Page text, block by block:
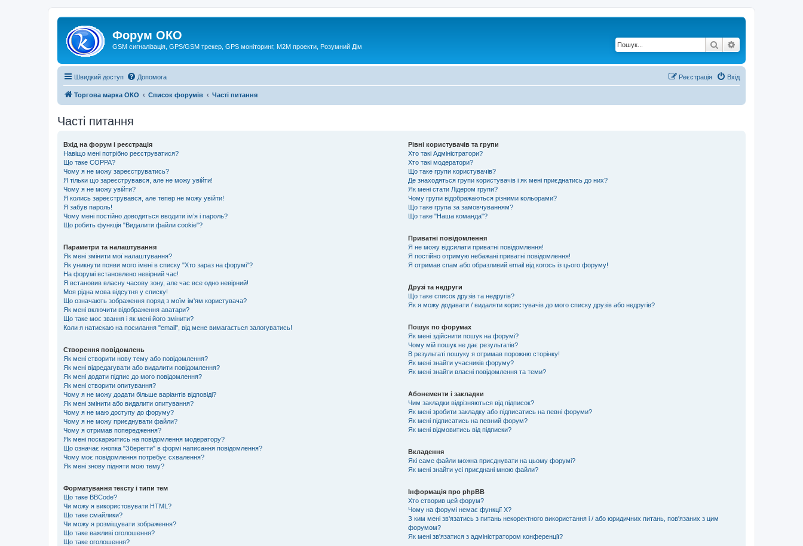
Форум ОКО
GSM сигналізація, GPS/GSM трекер, GPS моніторинг, М2М проекти, Розумний Дім Пошук
Швидкий доступ Допомога Вхід
Реєстрація
Торгова марка ОКО Список форумів Часті питання
Часті питання
Вхід на форум і реєстрація
Навіщо мені потрібно реєструватися?
Що таке COPPA?
Чому я не можу зареєструватись?
Я тільки що зареєструвався, але не можу увійти!
Чому я не можу увійти?
Я колись зареєструвався, але тепер не можу увійти!
Я забув пароль!
Чому мені постійно доводиться вводити ім’я і пароль?
Що робить функція "Видалити файли cookie"?
Параметри та налаштування
Як мені змінити мої налаштування?
Як уникнути появи мого імені в списку "Хто зараз на форумі"?
На форумі встановлено невірний час!
Я встановив власну часову зону, але час все одно невірний!
Моя рідна мова відсутня у списку!
Що означають зображення поряд з моїм ім'ям користувача?
Як мені включити відображення аватари?
Що таке моє звання і як мені його змінити?
Коли я натискаю на посилання "email", від мене вимагається залогуватись!
Створення повідомлень
Як мені створити нову тему або повідомлення?
Як мені відредагувати або видалити повідомлення?
Як мені додати підпис до мого повідомлення?
Як мені створити опитування?
Чому я не можу додати більше варіантів відповіді?
Як мені змінити або видалити опитування?
Чому я не маю доступу до форуму?
Чому я не можу приєднувати файли?
Чому я отримав попередження?
Як мені поскаржитись на повідомлення модератору?
Що означає кнопка "Зберегти" в формі написання повідомлення?
Чому моє повідомлення потребує схвалення?
Як мені знову підняти мою тему?
Форматування тексту і типи тем
Що таке BBCode?
Чи можу я використовувати HTML?
Що таке смайлики?
Чи можу я розміщувати зображення?
Що таке важливі оголошення?
Що таке оголошення?
Рівні користувачів та групи
Хто такі Адміністратори?
Хто такі модератори?
Що таке групи користувачів?
Де знаходяться групи користувачів і як мені приєднатись до них?
Як мені стати Лідером групи?
Чому групи відображаються різними кольорами?
Що таке група за замовчуванням?
Що таке "Наша команда"?
Приватні повідомлення
Я не можу відсилати приватні повідомлення!
Я постійно отримую небажані приватні повідомлення!
Я отримав спам або образливий email від когось із цього форуму!
Друзі та недруги
Що таке список друзів та недругів?
Як я можу додавати / видаляти користувачів до мого списку друзів або недругів?
Пошук по форумах
Як мені здійснити пошук на форумі?
Чому мій пошук не дає результатів?
В результаті пошуку я отримав порожню сторінку!
Як мені знайти учасників форуму?
Як мені знайти власні повідомлення та теми?
Абонементи і закладки
Чим закладки відрізняються від підписок?
Як мені зробити закладку або підписатись на певні форуми?
Як мені підписатись на певний форум?
Як мені відмовитись від підписки?
Вкладення
Які саме файли можна приєднувати на цьому форумі?
Як мені знайти усі приєднані мною файли?
Інформація про phpBB
Хто створив цей форум?
Чому на форумі немає функції X?
З ким мені зв'язатись з питань некоректного використання і / або юридичних питань, пов'язаних з цим
форумом?
Як мені зв'язатися з адміністратором конференції?